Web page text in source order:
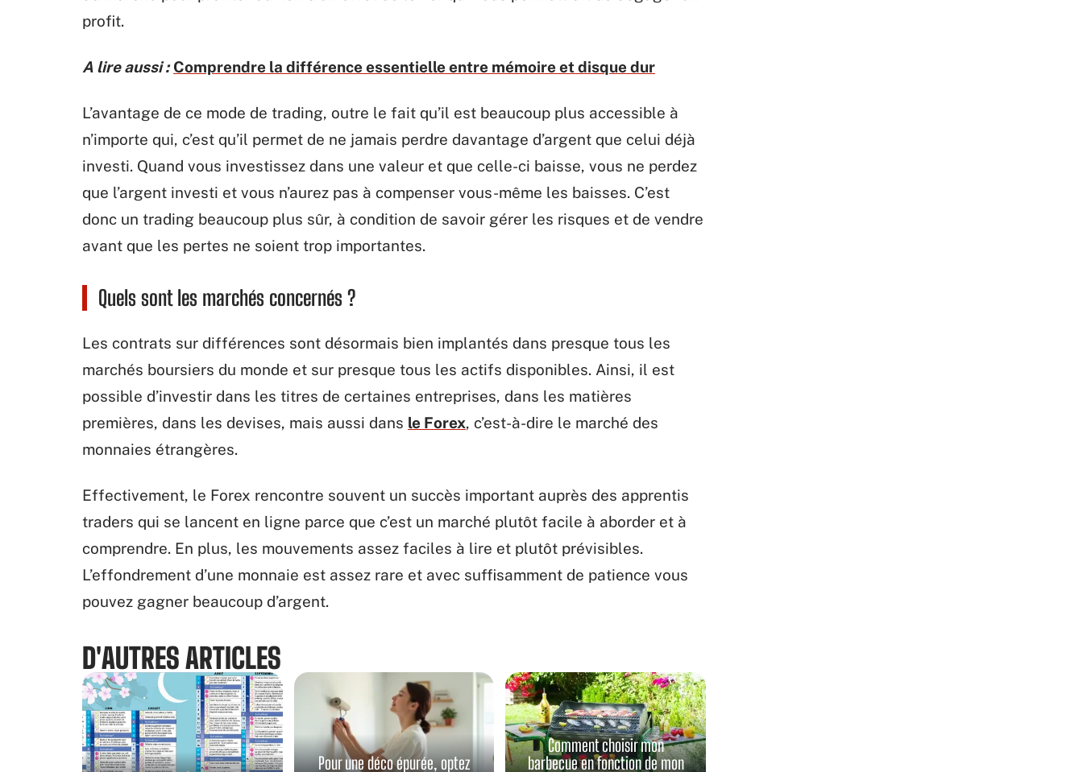
profit.
A lire aussi : Comprendre la différence essentielle entre mémoire et disque dur
L’avantage de ce mode de trading, outre le fait qu’il est beaucoup plus accessible à
n’importe qui, c’est qu’il permet de ne jamais perdre davantage d’argent que celui déjà
investi. Quand vous investissez dans une valeur et que celle-ci baisse, vous ne perdez
que l’argent investi et vous n’aurez pas à compenser vous-même les baisses. C’est
donc un trading beaucoup plus sûr, à condition de savoir gérer les risques et de vendre
avant que les pertes ne soient trop importantes.
Quels sont les marchés concernés ?
Les contrats sur différences sont désormais bien implantés dans presque tous les
marchés boursiers du monde et sur presque tous les actifs disponibles. Ainsi, il est
possible d’investir dans les titres de certaines entreprises, dans les matières
premières, dans les devises, mais aussi dans le Forex, c’est-à-dire le marché des
monnaies étrangères.
Effectivement, le Forex rencontre souvent un succès important auprès des apprentis
traders qui se lancent en ligne parce que c’est un marché plutôt facile à aborder et à
comprendre. En plus, les mouvements assez faciles à lire et plutôt prévisibles.
L’effondrement d’une monnaie est assez rare et avec suffisamment de patience vous
pouvez gagner beaucoup d’argent.
D'AUTRES ARTICLES
Pour une déco épurée, optez
Comment choisir mon
barbecue en fonction de mon